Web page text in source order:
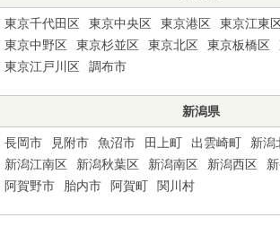
東京千代田区 東京中央区 東京港区 東京江東
東京中野区
東京杉並区 東京北区 東京板橋区
東京江戸川区
調布市
新潟県
長岡市 見附市 魚沼市 田上町 出雲崎町 新潟
新潟江南区
新潟秋葉区 新潟南区 新潟西区
阿賀野市
胎内市 阿賀町 関川村